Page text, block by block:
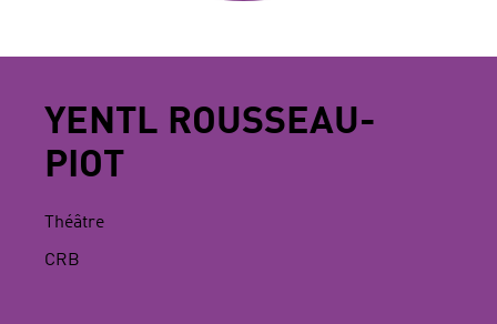
YENTL ROUSSEAU-
PIOT
Théâtre
CRB